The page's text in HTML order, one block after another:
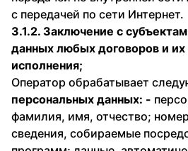
с передачей по сети Интернет.
3.1.2. Заключение с
данных любых договоров и
исполнения;
Оператор обрабатывает
персональных данных: -
фамилия, имя, отчество;
сведения, собираемые